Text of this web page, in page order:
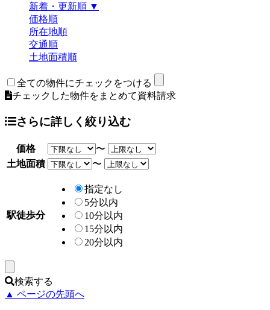
新着・更新順 ▼
価格順
所在地順
交通順
土地面積順
全ての物件にチェックをつける
チェックした物件をまとめて資料請求
さらに詳しく絞り込む
価格
〜
土地面積
〜
駅徒歩分
指定なし
5分以内
10分以内
15分以内
20分以内
検索する
▲ ページの先頭へ